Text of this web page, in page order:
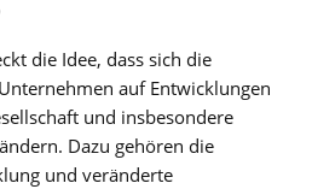
die Idee, dass sich die
auf Entwicklungen
und insbesondere
Dazu gehören die
und veränderte